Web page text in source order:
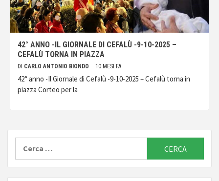
42° ANNO -IL GIORNALE DI CEFALÙ -9-10-2025 –
CEFALÙ TORNA IN PIAZZA
DI CARLO ANTONIO BIONDO 10 MESI FA
42° anno -Il Giornale di Cefalù -9-10-2025 – Cefalù torna in
piazza Corteo per la